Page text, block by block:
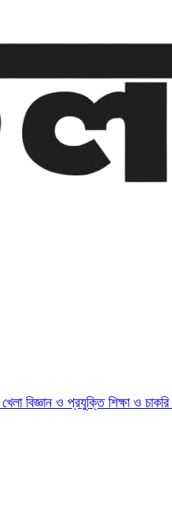
খেলা বিজ্ঞান ও প্রযুক্তি শিক্ষা ও চাকরি